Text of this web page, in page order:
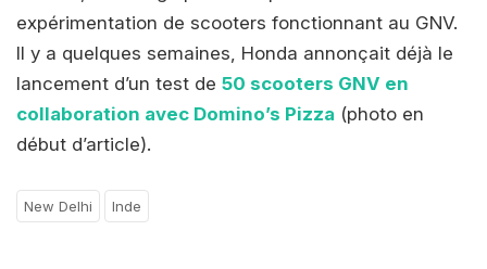
expérimentation de scooters fonctionnant au GNV.
Il y a quelques semaines, Honda annonçait déjà le
lancement d’un test de 50 scooters GNV en
collaboration avec Domino’s Pizza (photo en
début d’article).
New Delhi Inde